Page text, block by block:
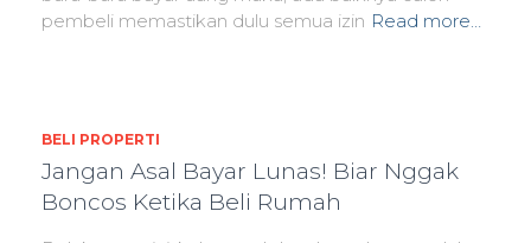
pembeli memastikan dulu semua izin Read more…
BELI PROPERTI
Jangan Asal Bayar Lunas! Biar Nggak
Boncos Ketika Beli Rumah